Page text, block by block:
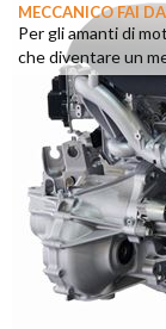
MECCANICO FAI
Per gli amanti di
che diventare un